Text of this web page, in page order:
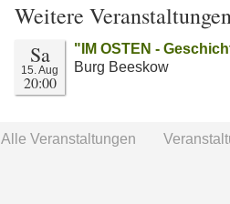
Weitere
Sa
15. Aug
20:00
"IM OSTEN -
Burg Beeskow
Alle Veranstaltungen